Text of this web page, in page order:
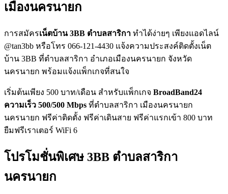
เมืองนครนายก
การสมัครเน็ตบ้าน 3BB ตำบลสาริกา ทำได้ง่ายๆ เพียงแอดไลน์
@tan3bb หรือโทร 066-121-4430 แจ้งความประสงค์ติดตั้งเน็ต
บ้าน 3BB ที่ตำบลสาริกา อำเภอเมืองนครนายก จังหวัด
นครนายก พร้อมแจ้งแพ็กเกจที่สนใจ
เริ่มต้นเพียง 500 บาท/เดือน สำหรับแพ็กเกจ BroadBand24
ความเร็ว 500/500 Mbps ที่ตำบลสาริกา เมืองนครนายก
นครนายก ฟรีค่าติดตั้ง ฟรีค่าเดินสาย ฟรีค่าแรกเข้า 800 บาท
ยืมฟรีเราเตอร์ WiFi 6
โปรโมชั่นพิเศษ 3BB ตำบลสาริกา
นครนายก